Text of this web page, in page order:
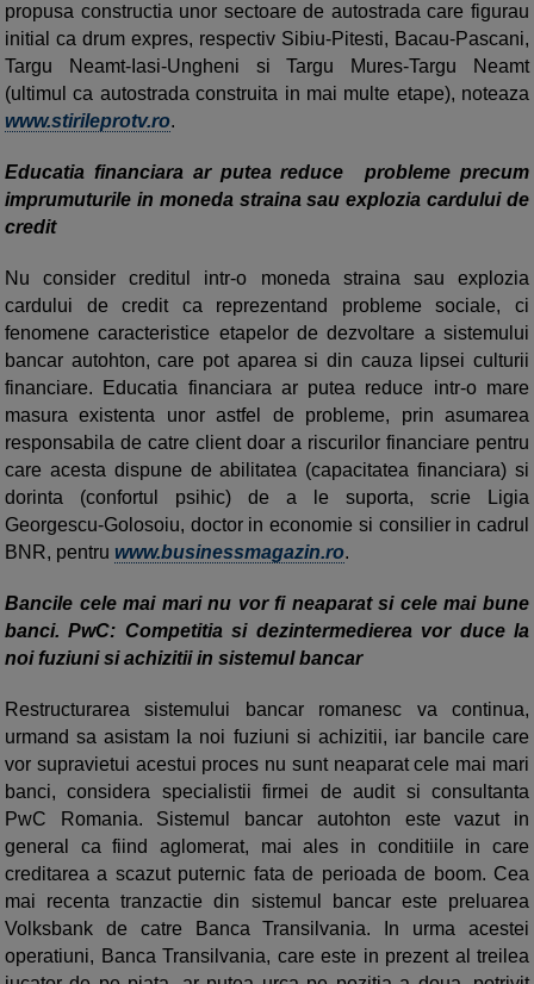
propusa constructia unor sectoare de autostrada care figurau
initial ca drum expres, respectiv Sibiu-Pitesti, Bacau-Pascani,
Targu Neamt-Iasi-Ungheni si Targu Mures-Targu Neamt
(ultimul ca autostrada construita in mai multe etape), noteaza
www.stirileprotv.ro.
Educatia financiara ar putea reduce probleme precum
imprumuturile in moneda straina sau explozia cardului de
credit
Nu consider creditul intr-o moneda straina sau explozia
cardului de credit ca reprezentand probleme sociale, ci
fenomene caracteristice etapelor de dezvoltare a sistemului
bancar autohton, care pot aparea si din cauza lipsei culturii
financiare. Educatia financiara ar putea reduce intr-o mare
masura existenta unor astfel de probleme, prin asumarea
responsabila de catre client doar a riscurilor financiare pentru
care acesta dispune de abilitatea (capacitatea financiara) si
dorinta (confortul psihic) de a le suporta, scrie Ligia
Georgescu-Golosoiu, doctor in economie si consilier in cadrul
BNR, pentru www.businessmagazin.ro.
Bancile cele mai mari nu vor fi neaparat si cele mai bune
banci. PwC: Competitia si dezintermedierea vor duce la
noi fuziuni si achizitii in sistemul bancar
Restructurarea sistemului bancar romanesc va continua,
urmand sa asistam la noi fuziuni si achizitii, iar bancile care
vor supravietui acestui proces nu sunt neaparat cele mai mari
banci, considera specialistii firmei de audit si consultanta
PwC Romania. Sistemul bancar autohton este vazut in
general ca fiind aglomerat, mai ales in conditiile in care
creditarea a scazut puternic fata de perioada de boom. Cea
mai recenta tranzactie din sistemul bancar este preluarea
Volksbank de catre Banca Transilvania. In urma acestei
operatiuni, Banca Transilvania, care este in prezent al treilea